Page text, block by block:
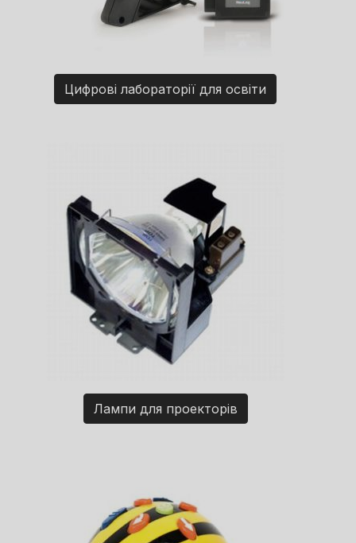
Цифрові лабораторії для освіти
Лампи для проекторів